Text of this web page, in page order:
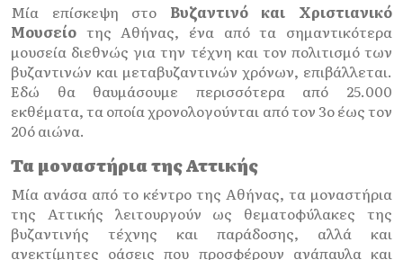
Μία επίσκεψη στο Βυζαντινό και Χριστιανικό
Μουσείο της Αθήνας, ένα από τα σημαντικότερα
μουσεία διεθνώς για την τέχνη και τον πολιτισμό των
βυζαντινών και μεταβυζαντινών χρόνων, επιβάλλεται.
Εδώ θα θαυμάσουμε περισσότερα από 25.000
εκθέματα, τα οποία χρονολογούνται από τον 3ο έως τον
20ό αιώνα.
Τα μοναστήρια της Αττικής
Μία ανάσα από το κέντρο της Αθήνας, τα μοναστήρια
της Αττικής λειτουργούν ως θεματοφύλακες της
βυζαντινής τέχνης και παράδοσης, αλλά και
ανεκτίμητες οάσεις που προσφέρουν ανάπαυλα και